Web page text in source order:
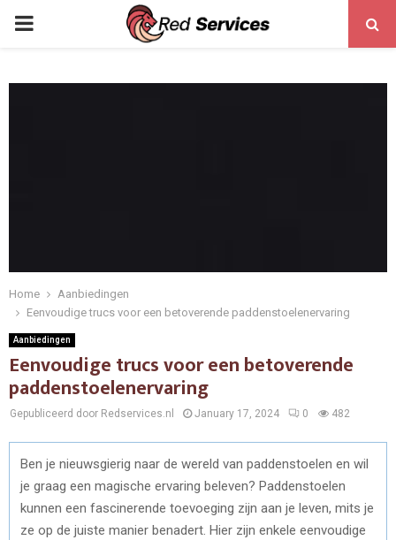
PRIMARY
Home
Aanbiedingen
Eenvoudige trucs voor een betoverende paddenstoelenervaring
Aanbiedingen
Eenvoudige trucs voor een betoverende
paddenstoelenervaring
Gepubliceerd door Redservices.nl January 17, 2024 0 482
Ben je nieuwsgierig naar de wereld van paddenstoelen en wil
je graag een magische ervaring beleven? Paddenstoelen
kunnen een fascinerende toevoeging zijn aan je leven, mits je
ze op de juiste manier benadert. Hier zijn enkele eenvoudige